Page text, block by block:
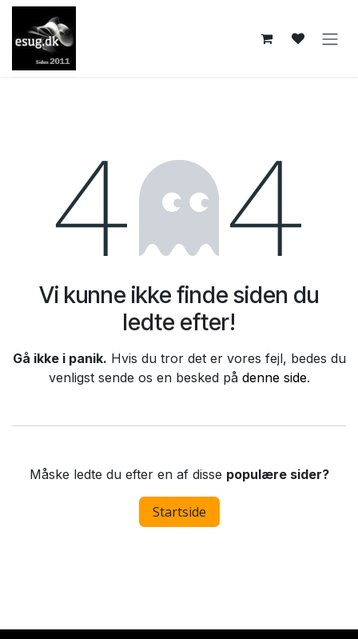
Skip to Content
Fejl 404
Vi kunne ikke finde siden du
ledte efter!
Gå ikke i panik. Hvis du tror det er vores fejl, bedes du
venligst sende os en besked på denne side.
Måske ledte du efter en af disse populære sider?
Startside